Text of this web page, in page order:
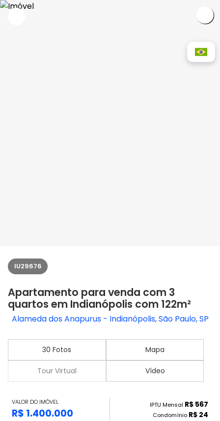
IU29676
Apartamento para venda com 3
quartos em Indianópolis com 122m²
Alameda dos Anapurus - Indianópolis, São Paulo, SP
30 Fotos Mapa
Tour Virtual Vídeo
VALOR DO IMÓVEL
R$ 1.400.000
IPTU Mensal R$ 567
Condomínio R$ 24